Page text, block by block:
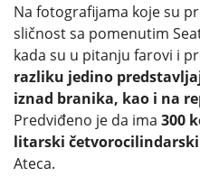
Na fotografijama koje su
sličnost sa pomenutim
kada su u pitanju farovi i
razliku jedino
iznad branika, kao i na
Predviđeno je da ima 300
litarski
Ateca.